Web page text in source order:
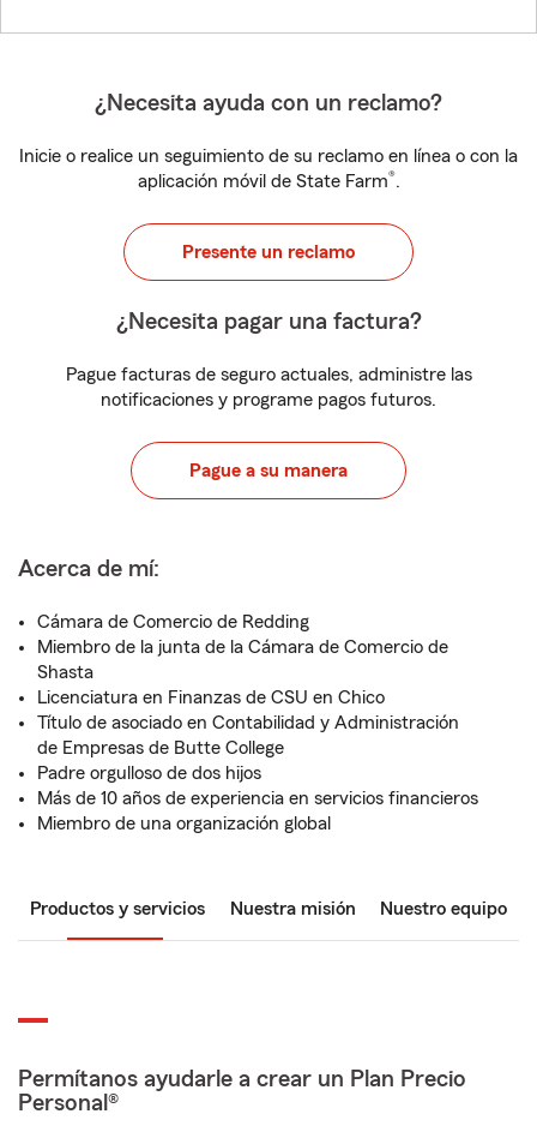
¿Necesita ayuda con un reclamo?
Inicie o realice un seguimiento de su reclamo en línea o con la
aplicación móvil de State Farm®.
Presente un reclamo
¿Necesita pagar una factura?
Pague facturas de seguro actuales, administre las
notificaciones y programe pagos futuros.
Pague a su manera
Acerca de mí:
Cámara de Comercio de Redding
Miembro de la junta de la Cámara de Comercio de
Shasta
Licenciatura en Finanzas de CSU en Chico
Título de asociado en Contabilidad y Administración
de Empresas de Butte College
Padre orgulloso de dos hijos
Más de 10 años de experiencia en servicios financieros
Miembro de una organización global
Productos y servicios Nuestra misión Nuestro equipo
Permítanos ayudarle a crear un Plan Precio
Personal®